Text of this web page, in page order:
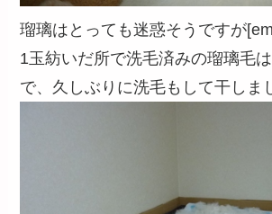
瑠璃はとっても迷惑そうですが
1玉紡いだ所で洗毛済みの瑠璃毛
で、久しぶりに洗毛もして干しま